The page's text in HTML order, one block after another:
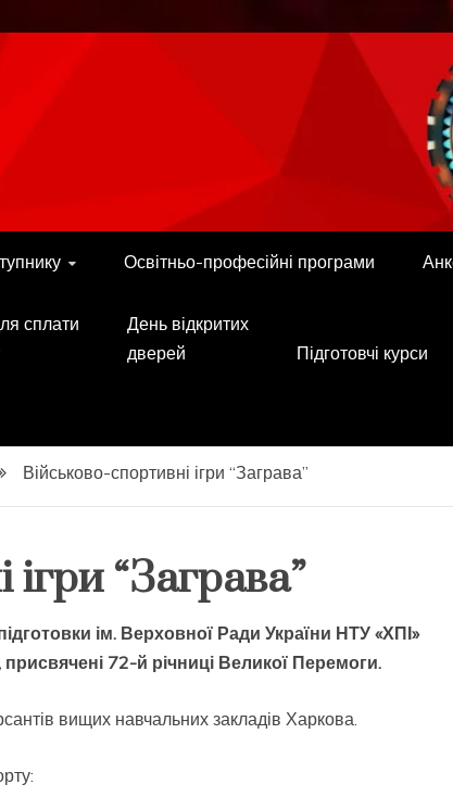
Освітньо-професійні програми
сплати
День відкритих
дверей
Підготовчі курси
Військово-спортивні ігри “Заграва”
“Заграва”
ім. Верховної Ради України НТУ «ХПІ»
присвячені 72-й річниці Великої Перемоги.
вищих навчальних закладів Харкова.